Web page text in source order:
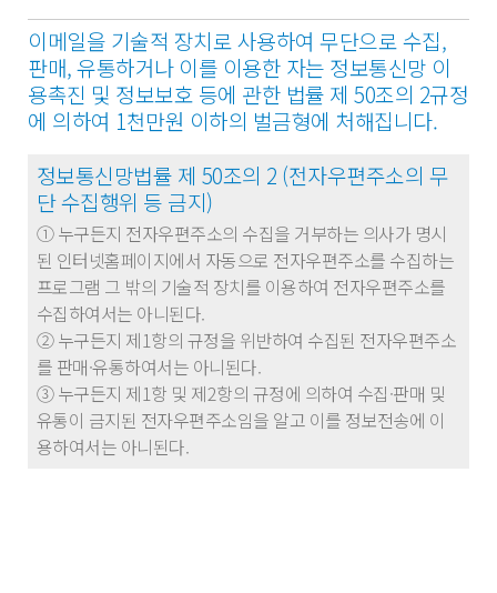
이메일을 기술적 장치로 사용하여 무단으로 수집,
판매, 유통하거나 이를 이용한 자는 정보통신망 이
용촉진 및 정보보호 등에 관한 법률 제 50조의 2규정
에 의하여 1천만원 이하의 벌금형에 처해집니다.
정보통신망법률 제 50조의 2 (전자우편주소의 무
단 수집행위 등 금지)
① 누구든지 전자우편주소의 수집을 거부하는 의사가 명시
된 인터넷홈페이지에서 자동으로 전자우편주소를 수집하는
프로그램 그 밖의 기술적 장치를 이용하여 전자우편주소를
수집하여서는 아니된다.
② 누구든지 제1항의 규정을 위반하여 수집된 전자우편주소
를 판매·유통하여서는 아니된다.
③ 누구든지 제1항 및 제2항의 규정에 의하여 수집·판매 및
유통이 금지된 전자우편주소임을 알고 이를 정보전송에 이
용하여서는 아니된다.